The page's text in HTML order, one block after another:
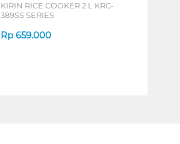
KIRIN RICE COOKER 2 L KRC-
389SS SERIES
Rp 659.000